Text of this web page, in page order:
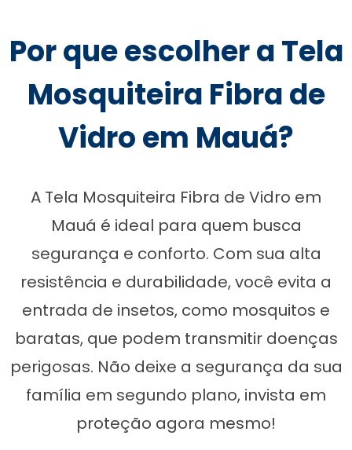
Por que escolher a Tela
Mosquiteira Fibra de
Vidro em Mauá?
A Tela Mosquiteira Fibra de Vidro em
Mauá é ideal para quem busca
segurança e conforto. Com sua alta
resistência e durabilidade, você evita a
entrada de insetos, como mosquitos e
baratas, que podem transmitir doenças
perigosas. Não deixe a segurança da sua
família em segundo plano, invista em
proteção agora mesmo!